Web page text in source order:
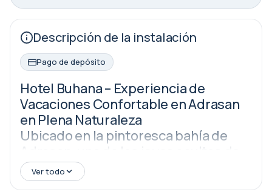
Descripción de la instalación
Pago de depósito
Hotel Buhana – Experiencia de
Vacaciones Confortable en Adrasan
en Plena Naturaleza
Ubicado en la pintoresca bahía de
Adrasan, una de las joyas ocultas de
Antalya, el Hotel Buhana ofrece una
experiencia de vacaciones
Ver todo